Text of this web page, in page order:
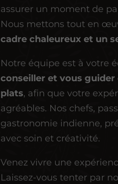
assurer un moment de
Nous mettons tout en
cadre chaleureux et un
Notre équipe est à votre
conseiller et vous guider
plats, afin que votre
agréables. Nos chefs,
gastronomie indienne,
avec soin et créativité.
Venez vivre une
Laissez-vous tenter par